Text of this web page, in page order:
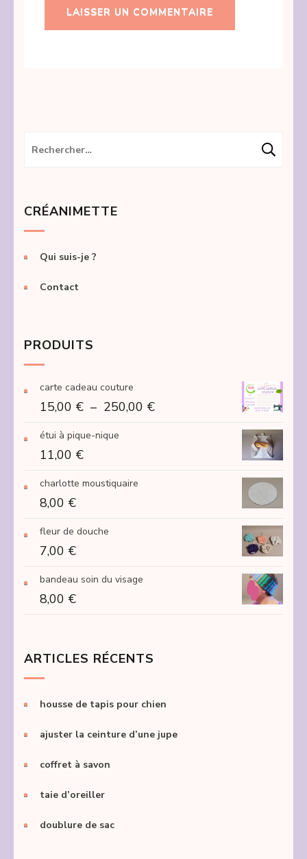
Rechercher :
CRÉANIMETTE
Qui suis-je ?
Contact
PRODUITS
carte cadeau couture
15,00 € – 250,00 €Plage
étui à pique-nique
11,00 €
charlotte moustiquaire
8,00 €
fleur de douche
7,00 €
bandeau soin du visage
8,00 €
ARTICLES RÉCENTS
housse de tapis pour chien
ajuster la ceinture d’une jupe
coffret à savon
taie d’oreiller
doublure de sac